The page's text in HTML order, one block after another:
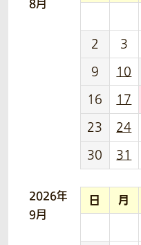
8月
2
3
9
10
16
17
23
24
30
31
2026年
9月
日 月